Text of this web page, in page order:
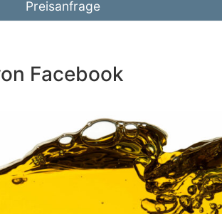
Preisanfrage
Facebook